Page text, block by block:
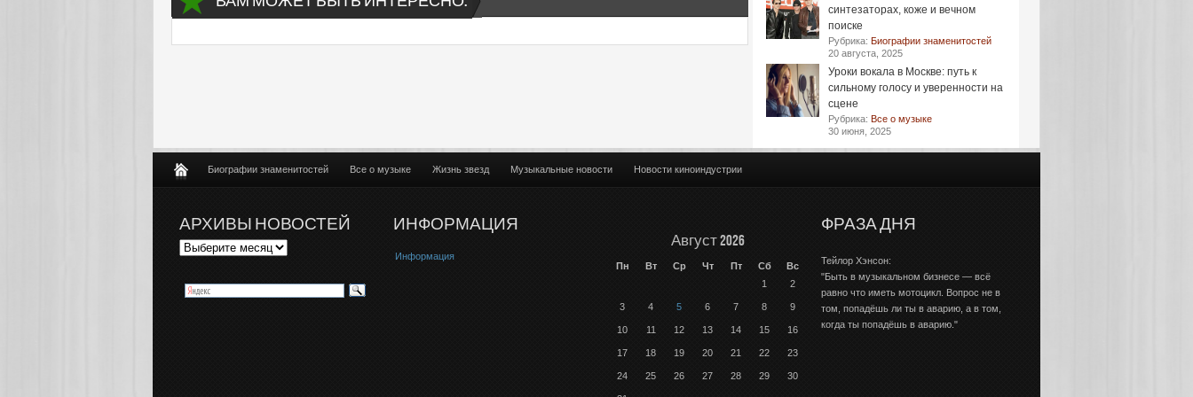
синтезаторах, коже и вечном
поиске
Рубрика: Биографии знаменитостей
20 августа, 2025
Уроки вокала в Москве: путь к
сильному голосу и уверенности на
сцене
Рубрика: Все о музыке
30 июня, 2025
Биографии знаменитостей Все о музыке Жизнь звезд Музыкальные новости Новости киноиндустрии
АРХИВЫ НОВОСТЕЙ ИНФОРМАЦИЯ
Информация
Август 2026
Пн Вт Ср Чт Пт Сб
Вс
1
2
3 4 5 6 7 8 9
10 11 12 13 14 15 16
17 18 19 20 21 22 23
24 25 26 27 28 29 30
ФРАЗА ДНЯ
Тейлор Хэнсон:
"Быть в музыкальном бизнесе — всё
равно что иметь мотоцикл. Вопрос не в
том, попадёшь ли ты в аварию, а в том,
когда ты попадёшь в аварию."